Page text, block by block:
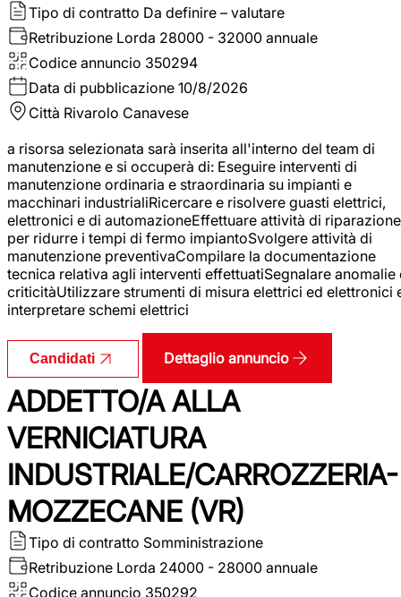
Tipo di contratto Da definire – valutare
Retribuzione Lorda 28000 - 32000 annuale
Codice annuncio 350294
Data di pubblicazione 10/8/2026
Città Rivarolo Canavese
a risorsa selezionata sarà inserita all'interno del team di
manutenzione e si occuperà di: Eseguire interventi di
manutenzione ordinaria e straordinaria su impianti e
macchinari industrialiRicercare e risolvere guasti elettrici,
elettronici e di automazioneEffettuare attività di riparazione
per ridurre i tempi di fermo impiantoSvolgere attività di
manutenzione preventivaCompilare la documentazione
tecnica relativa agli interventi effettuatiSegnalare anomalie
criticitàUtilizzare strumenti di misura elettrici ed elettronici
interpretare schemi elettrici
Candidati Dettaglio annuncio
ADDETTO/A ALLA
VERNICIATURA
INDUSTRIALE/CARROZZERIA-
MOZZECANE (VR)
Tipo di contratto Somministrazione
Retribuzione Lorda 24000 - 28000 annuale
Codice annuncio 350292